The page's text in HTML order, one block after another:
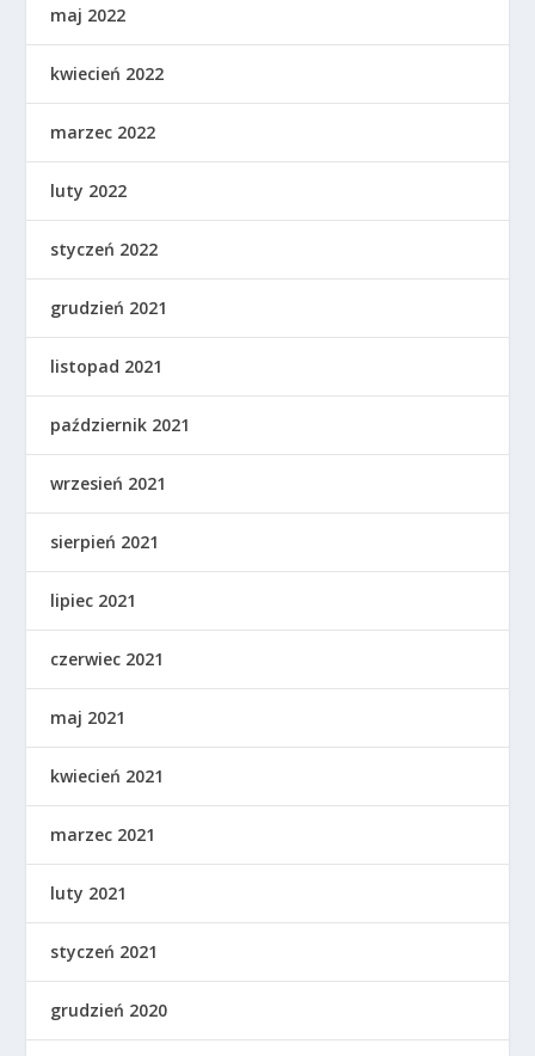
maj 2022
kwiecień 2022
marzec 2022
luty 2022
styczeń 2022
grudzień 2021
listopad 2021
październik 2021
wrzesień 2021
sierpień 2021
lipiec 2021
czerwiec 2021
maj 2021
kwiecień 2021
marzec 2021
luty 2021
styczeń 2021
grudzień 2020